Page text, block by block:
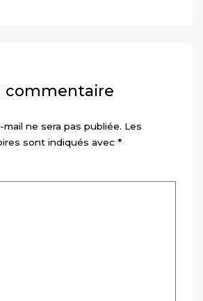
commentaire
ne sera pas publiée. Les
sont indiqués avec *